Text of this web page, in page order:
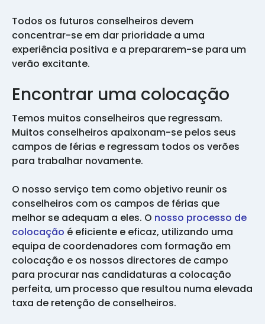
Todos os futuros conselheiros devem
concentrar-se em dar prioridade a uma
experiência positiva e a prepararem-se para um
verão excitante.
Encontrar uma colocação
Temos muitos conselheiros que regressam.
Muitos conselheiros apaixonam-se pelos seus
campos de férias e regressam todos os verões
para trabalhar novamente.
O nosso serviço tem como objetivo reunir os
conselheiros com os campos de férias que
melhor se adequam a eles. O nosso processo de
colocação é eficiente e eficaz, utilizando uma
equipa de coordenadores com formação em
colocação e os nossos directores de campo
para procurar nas candidaturas a colocação
perfeita, um processo que resultou numa elevada
taxa de retenção de conselheiros.